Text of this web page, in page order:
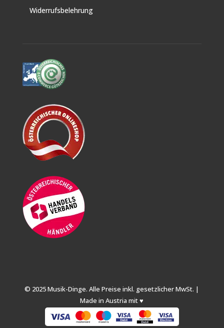
Widerrufsbelehrung
© 2025 Musik-Dinge. Alle Preise inkl. gesetzlicher MwSt. |
Made in Austria mit ♥